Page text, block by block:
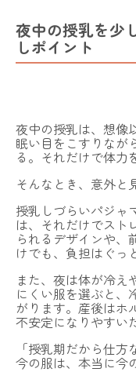
夜中の授乳を少
しポイント
夜中の授乳は、想像
眠い目をこすりなが
る。それだけで体力
そんなとき、意外と
授乳しづらいパジャ
は、それだけでスト
られるデザインや、
けでも、負担はぐっ
また、夜は体が冷え
にくい服を選ぶと、
がります。産後はホ
不安定になりやすい
「授乳期だから仕
今の服は、本当に今